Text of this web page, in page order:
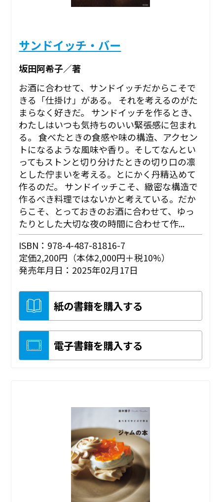
サンドイッチ・バー
坂田阿希子／著
お酒に合わせて、サンドイッチだからこそで
きる「仕掛け」がある。 それを考えるのがた
まらなく好きだ。 サンドイッチを作るとき、
わたしはいつも気持ちのいい緊張感に包まれ
る。 食べたときの食感や味の構造、アクセン
トになるような風味や香り。そしてなんとい
ってもストンと切り分けたときの切り口の凛
とした佇まいを考える。とにかく丹精込めて
作るのだ。 サンドイッチこそ、緻密な構造で
作るべき料理ではないかと考えている。だか
らこそ、とっておきのお酒に合わせて、ゆっ
たりとした大切な夜の時間に合わせて作...
ISBN：978-4-487-81816-7
定価2,200円（本体2,000円＋税10%）
発売年月日：2025年02月17日
紙の書籍を購入する
電子書籍を購入する